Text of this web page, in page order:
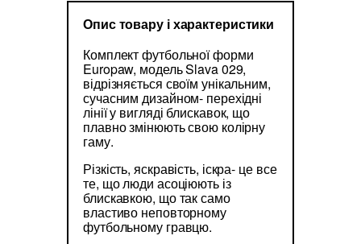
Опис товару і характеристики
Комплект футбольної форми
Europaw, модель Slava 029,
відрізняється своїм унікальним,
сучасним дизайном- перехідні
лінії у вигляді блискавок, що
плавно змінюють свою колірну
гаму.
Різкість, яскравість, іскра- це все
те, що люди асоціюють із
блискавкою, що так само
властиво неповторному
футбольному гравцю.